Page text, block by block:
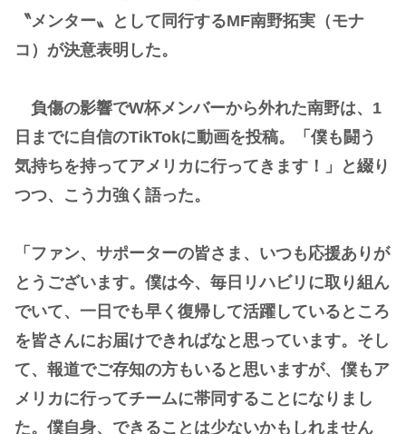
〝メンター〟として同行するMF南野拓実（モナ
コ）が決意表明した。
負傷の影響でW杯メンバーから外れた南野は、1
日までに自信のTikTokに動画を投稿。「僕も闘う
気持ちを持ってアメリカに行ってきます！」と綴り
つつ、こう力強く語った。
「ファン、サポーターの皆さま、いつも応援ありが
とうございます。僕は今、毎日リハビリに取り組ん
でいて、一日でも早く復帰して活躍しているところ
を皆さんにお届けできればなと思っています。そし
て、報道でご存知の方もいると思いますが、僕もア
メリカに行ってチームに帯同することになりまし
た。僕自身、できることは少ないかもしれません